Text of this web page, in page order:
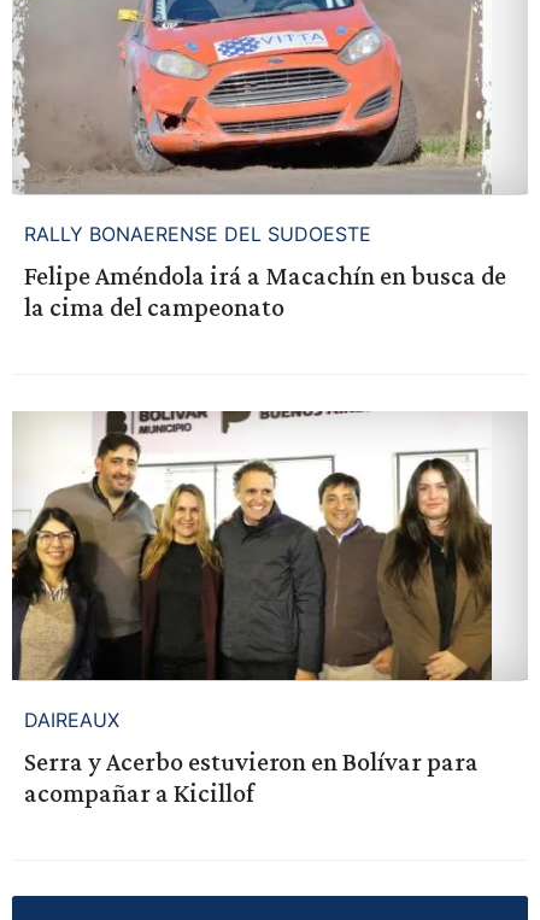
RALLY BONAERENSE DEL SUDOESTE
Felipe Améndola irá a Macachín en busca de
la cima del campeonato
DAIREAUX
Serra y Acerbo estuvieron en Bolívar para
acompañar a Kicillof